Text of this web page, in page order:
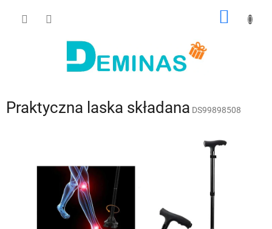
Praktyczna laska składana DS99898508